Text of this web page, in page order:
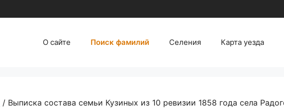
О сайте Поиск фамилий Селения Карта уезда
/ Выписка состава семьи Кузиных из 10 ревизии 1858 года села